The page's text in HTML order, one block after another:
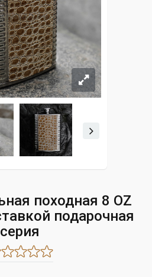
походная 8 OZ
подарочная
серия